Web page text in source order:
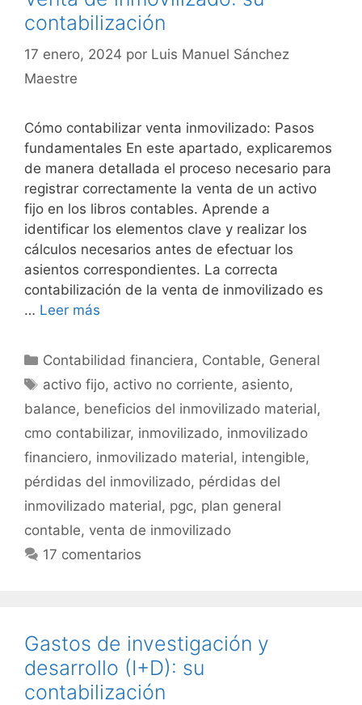
contabilización
17 enero, 2024 por Luis Manuel Sánchez
Maestre
Cómo contabilizar venta inmovilizado: Pasos
fundamentales En este apartado, explicaremos
de manera detallada el proceso necesario para
registrar correctamente la venta de un activo
fijo en los libros contables. Aprende a
identificar los elementos clave y realizar los
cálculos necesarios antes de efectuar los
asientos correspondientes. La correcta
contabilización de la venta de inmovilizado es
… Leer más
Categorías
Contabilidad financiera, Contable, General
Etiquetas
activo fijo, activo no corriente, asiento,
balance, beneficios del inmovilizado material,
cmo contabilizar, inmovilizado, inmovilizado
financiero, inmovilizado material, intengible,
pérdidas del inmovilizado, pérdidas del
inmovilizado material, pgc, plan general
contable, venta de inmovilizado
17 comentarios
Gastos de investigación y
desarrollo (I+D): su
contabilización